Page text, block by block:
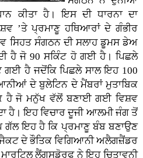
ਕੀਤਾ ਹੈ। ਇਸ ਦੀ ਧਾਰਨਾ ਦਾ
’ਤੇ ਪ੍ਰਮਾਣੂ ਹਥਿਆਰਾਂ ਦੇ ਗੰਭੀਰ
ਸਿਹਤ ਸੰਗਠਨ ਦੀ ਸਲਾਹ ਡੂਮਸ ਡੇਅ
ਹੈ ਜੋ 90 ਸਕਿੰਟ ਹੋ ਗਈ ਹੈ। ਪਿਛਲੇ
ਗਈ ਹੈ ਜਦੋਂਕਿ ਪਿਛਲੇ ਸਾਲ ਇਹ 100
ਦੇ ਬੁਲੇਟਿਨ ਦੇ ਮੈਂਬਰਾਂ ਮੁਤਾਬਿਕ
ਜੋ ਮਨੁੱਖ ਵੱਲੋਂ ਬਣਾਈ ਗਈ ਵਿਸ਼ਵ
ਹੈ। ਇਹ ਵਿਚਾਰ ਦੂਜੀ ਆਲਮੀ ਜੰਗ ਤੋਂ
ਇਹ ਹੈ ਕਿ ਪ੍ਰਮਾਣੂ ਬੰਬ ਬਣਾਉਣ
ਦੇ ਭੌਤਿਕ ਵਿਗਿਆਨੀ ਅਲੈਗਜ਼ੈਂਡਰ
ਲੈਂਗਸਡੋਰਫ ਨੇ ਇਹ ਚਿਤਾਵਨੀ